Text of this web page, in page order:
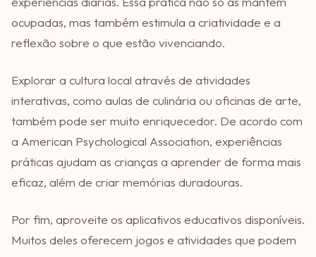
ocupadas, mas também estimula a criatividade e a
reflexão sobre o que estão vivenciando.
Explorar a cultura local através de atividades
interativas, como aulas de culinária ou oficinas de arte,
também pode ser muito enriquecedor. De acordo com
a American Psychological Association, experiências
práticas ajudam as crianças a aprender de forma mais
eficaz, além de criar memórias duradouras.
Por fim, aproveite os aplicativos educativos disponíveis.
Muitos deles oferecem jogos e atividades que podem